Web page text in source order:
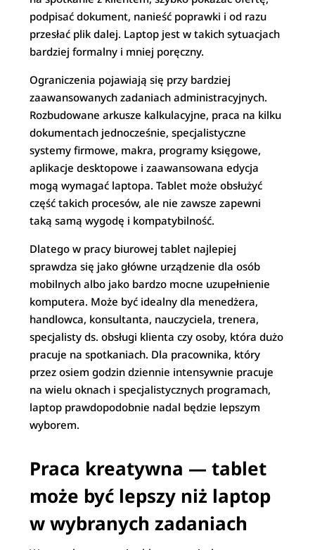
podpisać dokument, nanieść poprawki i od razu
przesłać plik dalej. Laptop jest w takich sytuacjach
bardziej formalny i mniej poręczny.
Ograniczenia pojawiają się przy bardziej
zaawansowanych zadaniach administracyjnych.
Rozbudowane arkusze kalkulacyjne, praca na kilku
dokumentach jednocześnie, specjalistyczne
systemy firmowe, makra, programy księgowe,
aplikacje desktopowe i zaawansowana edycja
mogą wymagać laptopa. Tablet może obsłużyć
część takich procesów, ale nie zawsze zapewni
taką samą wygodę i kompatybilność.
Dlatego w pracy biurowej tablet najlepiej
sprawdza się jako główne urządzenie dla osób
mobilnych albo jako bardzo mocne uzupełnienie
komputera. Może być idealny dla menedżera,
handlowca, konsultanta, nauczyciela, trenera,
specjalisty ds. obsługi klienta czy osoby, która dużo
pracuje na spotkaniach. Dla pracownika, który
przez osiem godzin dziennie intensywnie pracuje
na wielu oknach i specjalistycznych programach,
laptop prawdopodobnie nadal będzie lepszym
wyborem.
Praca kreatywna — tablet
może być lepszy niż laptop
w wybranych zadaniach